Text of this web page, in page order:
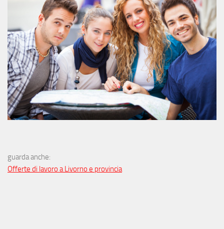
guarda anche:
Offerte di lavoro a Livorno e provincia